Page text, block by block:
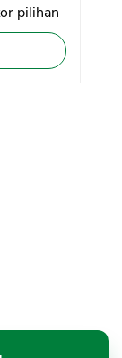
pilihan